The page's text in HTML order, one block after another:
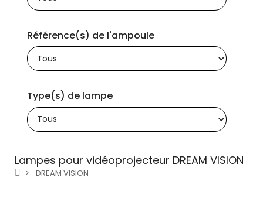
Référence(s) de l'ampoule
Type(s) de lampe
Lampes pour vidéoprojecteur DREAM VISION
DREAM VISION